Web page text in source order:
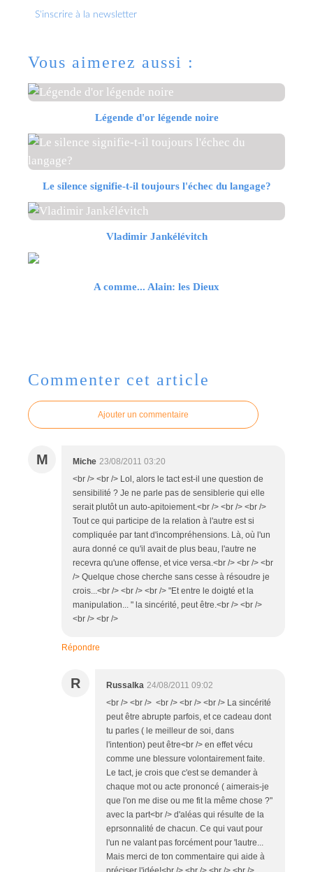
S'inscrire à la newsletter
Vous aimerez aussi :
Légende d'or légende noire
Le silence signifie-t-il toujours l'échec du langage?
Vladimir Jankélévitch
A comme... Alain: les Dieux
Commenter cet article
Ajouter un commentaire
M Miche 23/08/2011 03:20
<br /> <br /> Lol, alors le tact est-il une question de
sensibilité ? Je ne parle pas de sensiblerie qui elle
serait plutôt un auto-apitoiement.<br /> <br /> <br />
Tout ce qui participe de la relation à l'autre est si
compliquée par tant d'incompréhensions. Là, où l'un
aura donné ce qu'il avait de plus beau, l'autre ne
recevra qu'une offense, et vice versa.<br /> <br /> <br
/> Quelque chose cherche sans cesse à résoudre je
crois...<br /> <br /> <br /> "Et entre le doigté et la
manipulation... " la sincérité, peut être.<br /> <br />
<br /> <br />
Répondre
R Russalka 24/08/2011 09:02
<br /> <br /> <br /> <br /> <br /> La sincérité
peut être abrupte parfois, et ce cadeau dont
tu parles ( le meilleur de soi, dans
l'intention) peut être<br /> en effet vécu
comme une blessure volontairement faite.
Le tact, je crois que c'est se demander à
chaque mot ou acte prononcé ( aimerais-je
que l'on me dise ou me fit la même chose ?"
avec la part<br /> d'aléas qui résulte de la
eprsonnalité de chacun. Ce qui vaut pour
l'un ne valant pas forcément pour 'lautre...
Mais merci de ton commentaire qui aide à